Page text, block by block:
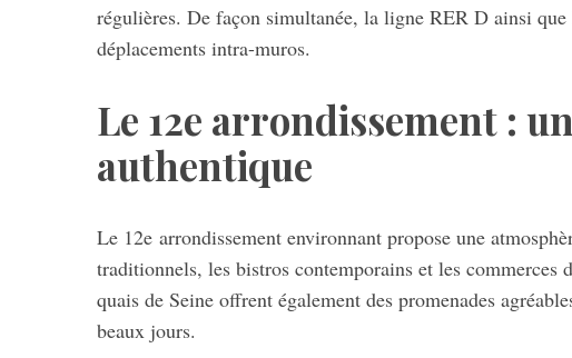
régulières. De façon simultanée, la ligne RER D ainsi
déplacements intra-muros.
Le 12e arrondissement :
authentique
Le 12e arrondissement environnant propose une
traditionnels, les bistros contemporains et les commerces
quais de Seine offrent également des promenades
beaux jours.